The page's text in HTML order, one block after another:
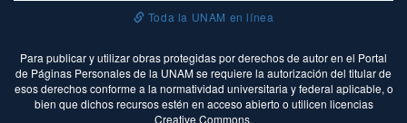
Toda la UNAM en línea
Para publicar y utilizar obras protegidas por derechos de autor en el Portal
de Páginas Personales de la UNAM se requiere la autorización del titular de
esos derechos conforme a la normatividad universitaria y federal aplicable, o
bien que dichos recursos estén en acceso abierto o utilicen licencias
Creative Commons.